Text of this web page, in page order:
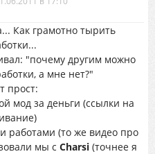
Как грамотно тырить
"почему другим можно
а мне нет?"
прост:
мод за деньги (ссылки на
работами (то же видео про
мы с Charsi (точнее я